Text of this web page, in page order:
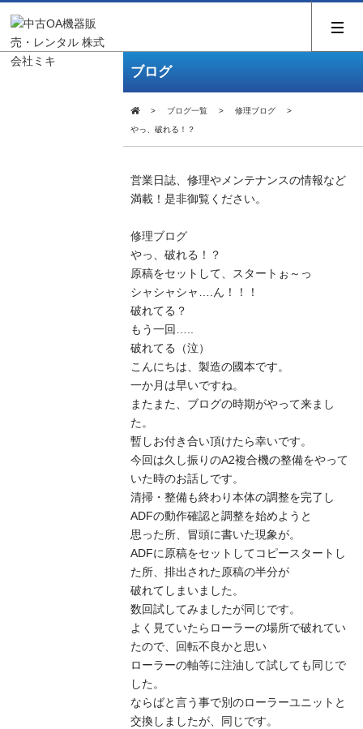
ブログ
ブログ一覧 修理ブログ
やっ、破れる！？
営業日誌、修理やメンテナンスの情報など
満載！是非御覧ください。
修理ブログ
やっ、破れる！？
原稿をセットして、スタートぉ～っ
シャシャシャ….ん！！！
破れてる？
もう一回…..
破れてる（泣）
こんにちは、製造の國本です。
一か月は早いですね。
またまた、ブログの時期がやって来まし
た。
暫しお付き合い頂けたら幸いです。
今回は久し振りのA2複合機の整備をやって
いた時のお話しです。
清掃・整備も終わり本体の調整を完了し
ADFの動作確認と調整を始めようと
思った所、冒頭に書いた現象が。
ADFに原稿をセットしてコピースタートし
た所、排出された原稿の半分が
破れてしまいました。
数回試してみましたが同じです。
よく見ていたらローラーの場所で破れてい
たので、回転不良かと思い
ローラーの軸等に注油して試しても同じで
した。
ならばと言う事で別のローラーユニットと
交換しましたが、同じです。